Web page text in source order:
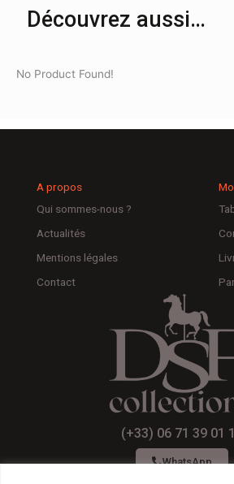
Découvrez aussi…
No Product Found!
A propos
Qui sommes-nous ?
Actualités
Mentions légales
Contact
(+33) 06 71 39 01
WhatsApp